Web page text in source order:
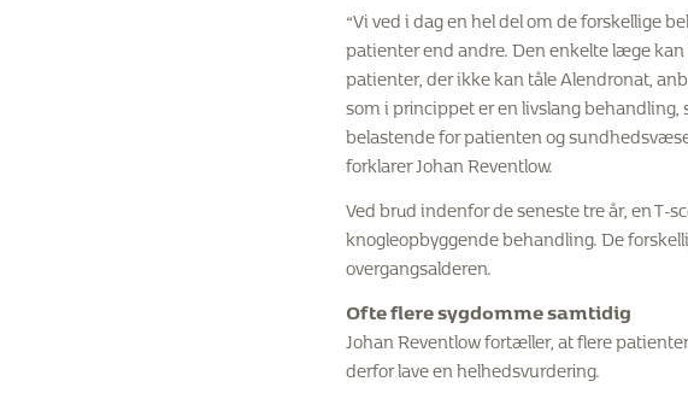
“Vi ved i dag en hel del om de forskellige
patienter end andre. Den enkelte læge
patienter, der ikke kan tåle Alendronat,
som i princippet er en livslang
belastende for patienten og
forklarer Johan Reventlow.
Ved brud indenfor de seneste tre år, en
knogleopbyggende behandling. De
overgangsalderen.
Ofte flere sygdomme samtidig
Johan Reventlow fortæller, at flere
derfor lave en helhedsvurdering.